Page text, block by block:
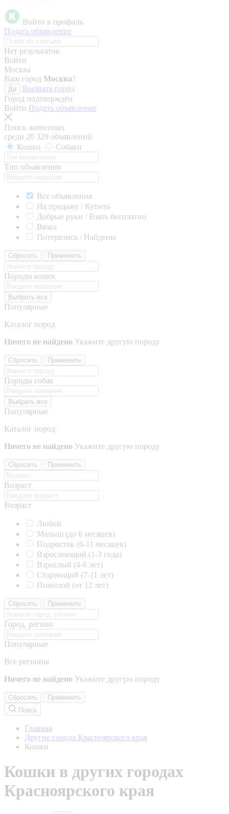
Войти в профиль
Подать объявление
Нет результатов
Войти
Москва
Ваш город Москва?
Да
Выбрать город
Город подтверждён
Войти Подать объявление
Поиск животных
среди 20 329 объявлений
Кошки
Собаки
Тип объявления
Все объявления
На продажу / Купить
Добрые руки / Взять бесплатно
Вязка
Потерялись / Найдены
Сбросить Применить
Породы кошек
Выбрать все
Популярные
Каталог пород
Ничего не найдено Укажите другую породу
Сбросить Применить
Породы собак
Выбрать все
Популярные
Каталог пород
Ничего не найдено Укажите другую породу
Сбросить Применить
Возраст
Возраст
Любой
Малыш (до 6 месяцев)
Подросток (6-11 месяцев)
Взрослеющий (1-3 года)
Взрослый (4-6 лет)
Стареющий (7-11 лет)
Пожилой (от 12 лет)
Сбросить Применить
Город, регион
Популярные
Все регионы
Ничего не найдено Укажите другую породу
Сбросить
Применить
Поиск
Главная
Другие города Красноярского края
Кошки
Кошки в других городах
Красноярского края